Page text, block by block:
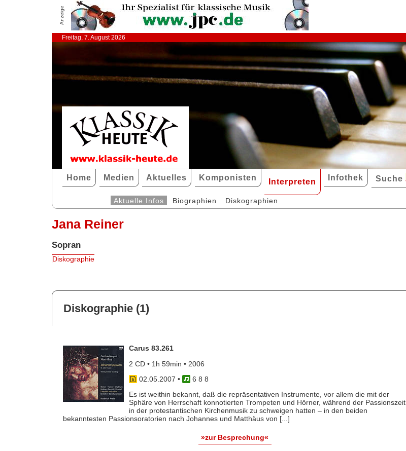
Anzeige
Freitag, 7. August 2026
Home Medien Aktuelles Komponisten Interpreten Infothek Suche
Aktuelle Infos Biographien Diskographien
Jana Reiner
Sopran
Diskographie
Diskographie (1)
Carus 83.261
2 CD • 1h 59min • 2006
02.05.2007 •
6 8 8
Es ist weithin bekannt, daß die repräsentativen Instrumente, vor allem die mit der
Sphäre von Herrschaft konnotierten Trompeten und Hörner, während der Passionszeit
in der protestantischen Kirchenmusik zu schweigen hatten – in den beiden
bekanntesten Passionsoratorien nach Johannes und Matthäus von [...]
»zur Besprechung«